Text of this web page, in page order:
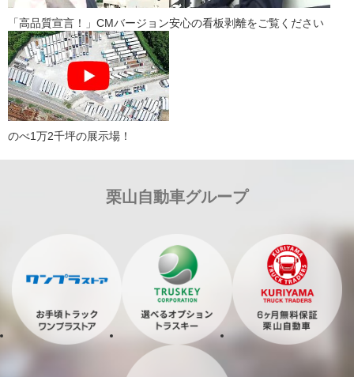
「高品質宣言！」CMバージョン安心の看板剥離をご覧ください
のべ1万2千坪の展示場！
栗山自動車グループ